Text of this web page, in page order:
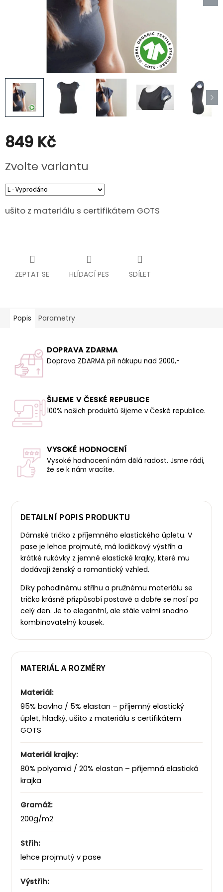
849 Kč
cena:
Zvolte variantu
ušito z materiálu s certifikátem GOTS
ZEPTAT SE HLÍDACÍ PES SDÍLET
Popis Parametry
DOPRAVA ZDARMA
Doprava ZDARMA při nákupu nad 2000,-
ŠIJEME V ČESKÉ REPUBLICE
100% našich produktů šijeme v České republice.
VYSOKÉ HODNOCENÍ
Vysoké hodnocení nám dělá radost. Jsme rádi,
že se k nám vracíte.
DETAILNÍ POPIS PRODUKTU
Dámské tričko z příjemného elastického úpletu. V
pase je lehce projmuté, má lodičkový výstřih a
krátké rukávky z jemné elastické krajky, které mu
dodávají ženský a romantický vzhled.
Díky pohodlnému střihu a pružnému materiálu se
tričko krásně přizpůsobí postavě a dobře se nosí po
celý den. Je to elegantní, ale stále velmi snadno
kombinovatelný kousek.
MATERIÁL A ROZMĚRY
Materiál:
95% bavlna / 5% elastan – příjemný elastický
úplet, hladký, ušito z materiálu s certifikátem
GOTS
Materiál krajky:
80% polyamid / 20% elastan – příjemná elastická
krajka
Gramáž:
200g/m2
Střih:
lehce projmutý v pase
Výstřih: